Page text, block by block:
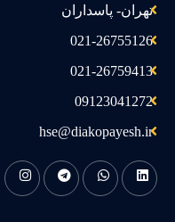
تهران- پاسداران
021-26755126
021-26759413
09123041272
hse@diakopayesh.ir